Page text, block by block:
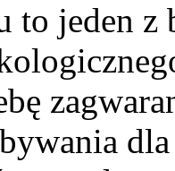
to jeden z